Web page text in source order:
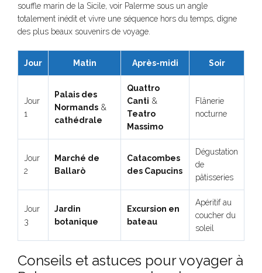
souffle marin de la Sicile, voir Palerme sous un angle
totalement inédit et vivre une séquence hors du temps, digne
des plus beaux souvenirs de voyage.
Jour Matin Après-midi Soir
Jour
1
Palais des
Normands &
cathédrale
Quattro
Canti &
Teatro
Massimo
Flânerie
nocturne
Jour
2
Marché de
Ballarò
Catacombes
des Capucins
Dégustation
de
pâtisseries
Jour
3
Jardin
botanique
Excursion en
bateau
Apéritif au
coucher du
soleil
Conseils et astuces pour voyager à